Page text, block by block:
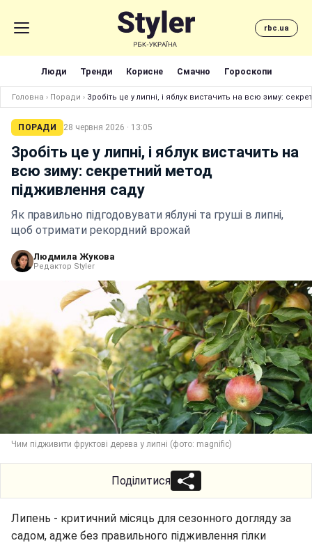
rbc.ua
Люди Тренди Корисне Смачно Гороскопи
Головна › Поради › Зробіть це у липні, і яблук вистачить на всю зиму:
ПОРАДИ 28 червня 2026 · 13:05
Зробіть це у липні, і яблук вистачить на
всю зиму: секретний метод
підживлення саду
Як правильно підгодовувати яблуні та груші в липні,
щоб отримати рекордний врожай
Людмила Жукова
Редактор Styler
Чим підживити фруктові дерева у липні (фото: magnific)
Поділитися
Липень - критичний місяць для сезонного догляду за
садом, адже без правильного підживлення гілки